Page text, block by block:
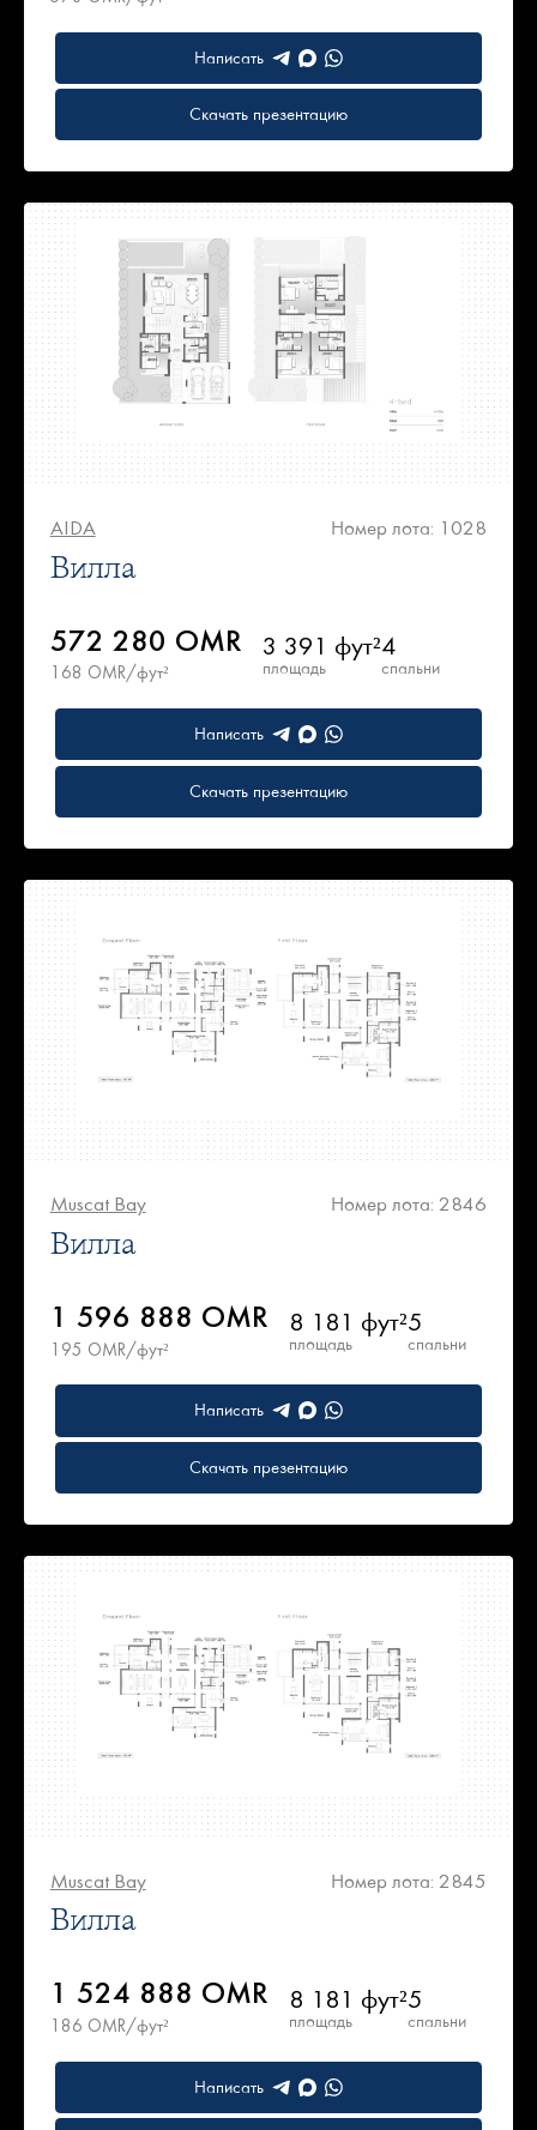
Написать
Скачать презентацию
AIDA Номер лота: 1028
Вилла
572 280 OMR
168 OMR/фут²
3 391 фут²
площадь
4
спальни
Написать
Скачать презентацию
Muscat Bay Номер лота: 2846
Вилла
1 596 888 OMR
195 OMR/фут²
8 181 фут²
площадь
5
спальни
Написать
Скачать презентацию
Muscat Bay Номер лота: 2845
Вилла
1 524 888 OMR
186 OMR/фут²
8 181 фут²
площадь
5
спальни
Написать